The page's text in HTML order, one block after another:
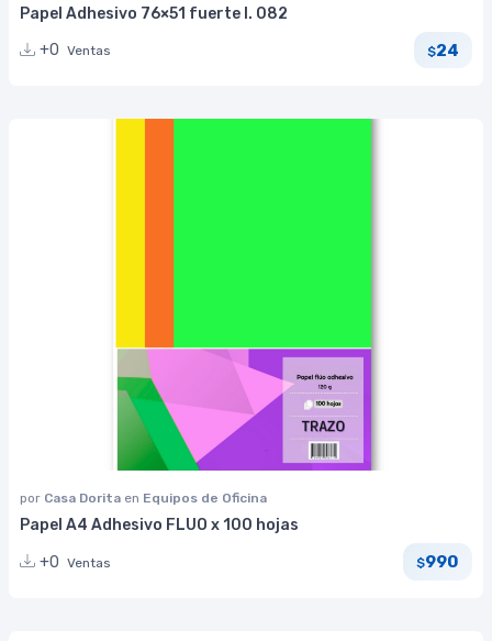
Papel Adhesivo 76×51 fuerte I. 082
+0 Ventas $24
por Casa Dorita en Equipos de Oficina
Papel A4 Adhesivo FLUO x 100 hojas
+0 Ventas $990